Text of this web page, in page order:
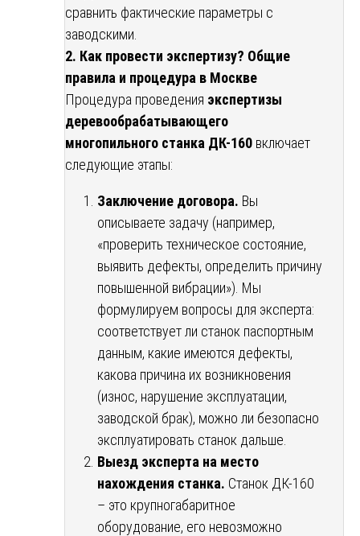
сравнить фактические параметры с
заводскими.
2. Как провести экспертизу? Общие
правила и процедура в Москве
Процедура проведения экспертизы
деревообрабатывающего
многопильного станка ДК-160 включает
следующие этапы:
Заключение договора. Вы
описываете задачу (например,
«проверить техническое состояние,
выявить дефекты, определить причину
повышенной вибрации»). Мы
формулируем вопросы для эксперта:
соответствует ли станок паспортным
данным, какие имеются дефекты,
какова причина их возникновения
(износ, нарушение эксплуатации,
заводской брак), можно ли безопасно
эксплуатировать станок дальше.
Выезд эксперта на место
нахождения станка. Станок ДК-160
– это крупногабаритное
оборудование, его невозможно